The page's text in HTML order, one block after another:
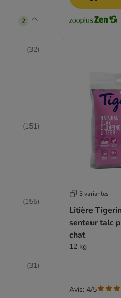
2
(32)
(151)
(155)
(31)
3 variantes
Litière
senteur talc
chat
12 kg
Avis: 4/5